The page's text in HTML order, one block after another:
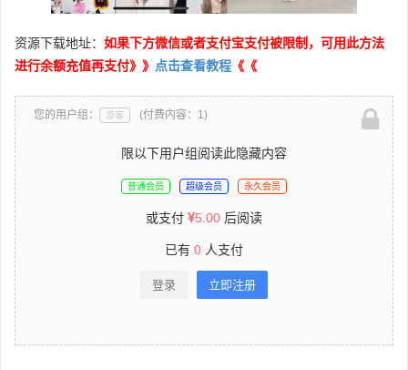
资源下载地址： 如果下方微信或者支付宝支付被限制，可用此方法
进行余额充值再支付》》 点击查看教程 《《
您的用户组： 游客 (付费内容：1)
限以下用户组阅读此隐藏内容
普通会员 超级会员 永久会员
或支付 5.00 后阅读
已有 0 人支付
登录 立即注册